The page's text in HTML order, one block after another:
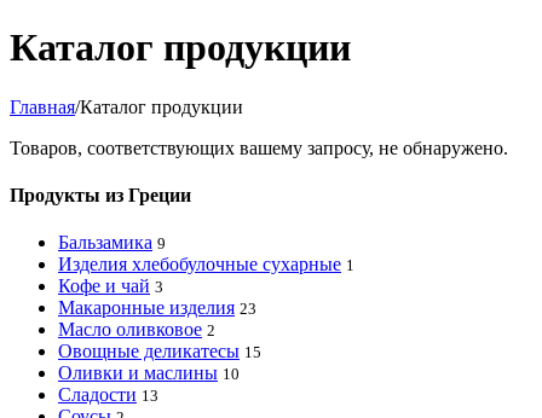
Каталог продукции
Главная/Каталог продукции
Товаров, соответствующих вашему запросу, не обнаружено.
Продукты из Греции
Бальзамика 9
Изделия хлебобулочные сухарные 1
Кофе и чай 3
Макаронные изделия 23
Масло оливковое 2
Овощные деликатесы 15
Оливки и маслины 10
Сладости 13